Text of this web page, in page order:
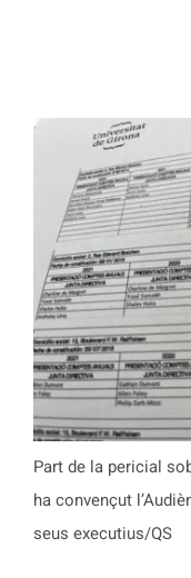
Part de la pericial
ha convençut
seus executius/QS